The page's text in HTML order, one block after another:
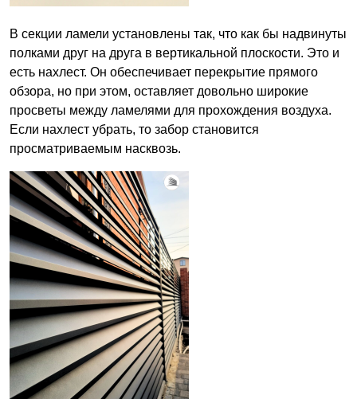
В секции ламели установлены так, что как бы надвинуты
полками друг на друга в вертикальной плоскости. Это и
есть нахлест. Он обеспечивает перекрытие прямого
обзора, но при этом, оставляет довольно широкие
просветы между ламелями для прохождения воздуха.
Если нахлест убрать, то забор становится
просматриваемым насквозь.